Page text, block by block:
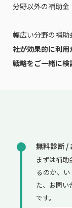
分野以外の補助金
幅広い分野の補助
社が効果的に利
戦略をご一緒に検
無料診断 /
まずは補助
るのか、
た、お問い
です。